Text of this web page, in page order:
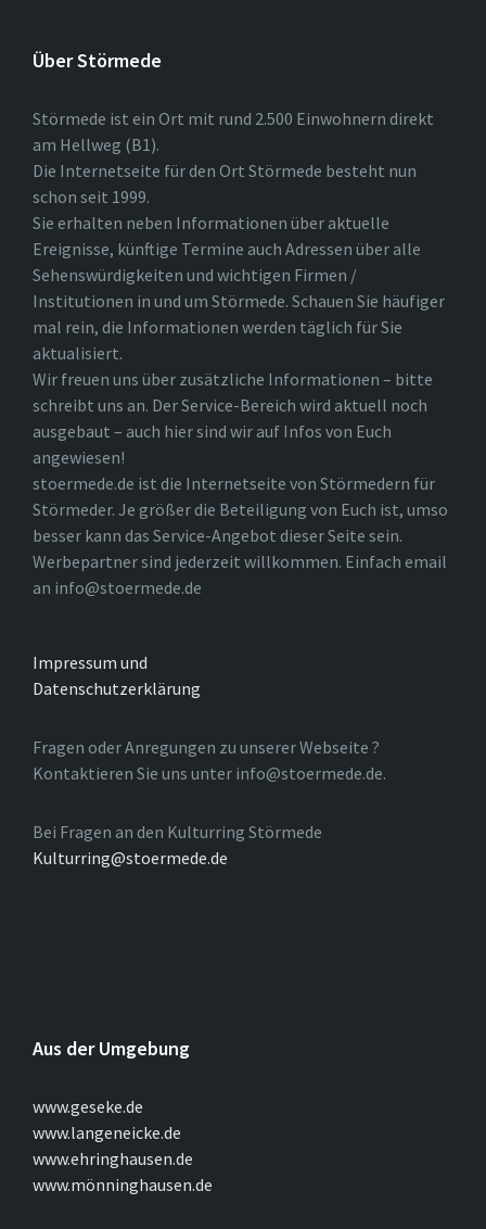
Über Störmede
Störmede ist ein Ort mit rund 2.500 Einwohnern direkt
am Hellweg (B1).
Die Internetseite für den Ort Störmede besteht nun
schon seit 1999.
Sie erhalten neben Informationen über aktuelle
Ereignisse, künftige Termine auch Adressen über alle
Sehenswürdigkeiten und wichtigen Firmen /
Institutionen in und um Störmede. Schauen Sie häufiger
mal rein, die Informationen werden täglich für Sie
aktualisiert.
Wir freuen uns über zusätzliche Informationen – bitte
schreibt uns an. Der Service-Bereich wird aktuell noch
ausgebaut – auch hier sind wir auf Infos von Euch
angewiesen!
stoermede.de ist die Internetseite von Störmedern für
Störmeder. Je größer die Beteiligung von Euch ist, umso
besser kann das Service-Angebot dieser Seite sein.
Werbepartner sind jederzeit willkommen. Einfach email
an info@stoermede.de
Impressum und
Datenschutzerklärung
Fragen oder Anregungen zu unserer Webseite ?
Kontaktieren Sie uns unter info@stoermede.de.
Bei Fragen an den Kulturring Störmede
Kulturring@stoermede.de
Aus der Umgebung
www.geseke.de
www.langeneicke.de
www.ehringhausen.de
www.mönninghausen.de